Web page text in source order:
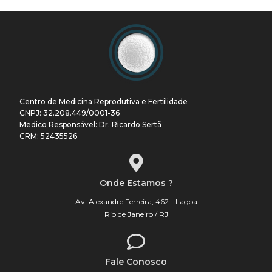
Centro de Medicina Reprodutiva e Fertilidade
CNPJ: 32.208.449/0001-36
Medico Responsável: Dr. Ricardo Sertã
CRM: 52435526
Onde Estamos ?
Av. Alexandre Ferreira, 462 - Lagoa
Rio de Janeiro / RJ
Fale Conosco